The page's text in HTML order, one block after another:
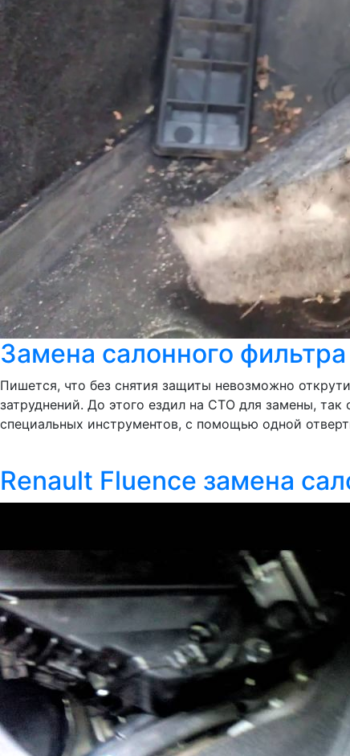
Замена салонного
Пишется, что без снятия защиты невозможно
затруднений. До этого ездил на СТО для замены,
специальных инструментов, с помощью одной
Renault Fluence замена